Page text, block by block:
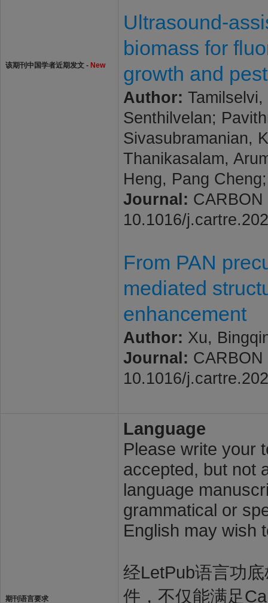
该期刊中国学者近期发文 - New
Ultrasound-
biomass for
growth and
Author:
Senthilvelan;
Sivasubramanian,
Thanikasalam,
Heng, Pang
Journal:
10.1016/
From PAN
mediated
enhancement
Author: Xu,
Journal:
10.1016/
期刊语言要求
Language
Please write your
accepted, but not
language
grammatical or
English may wish
经LetPub语言功
件，不仅能满足